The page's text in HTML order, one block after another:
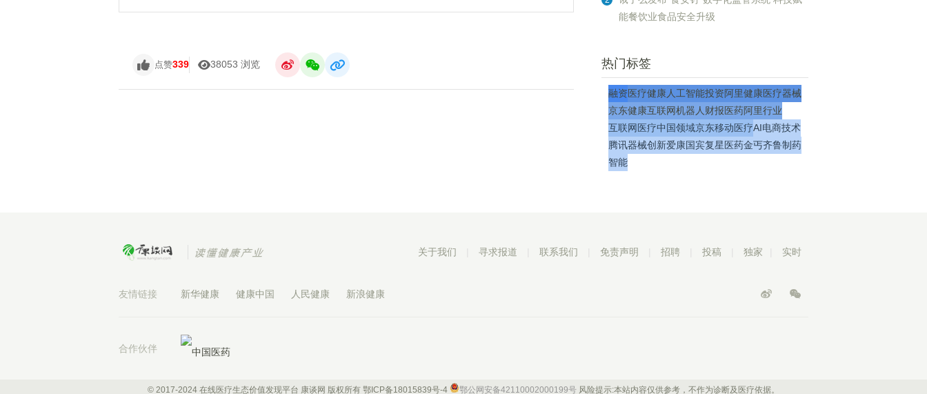
点赞339 38053 浏览
能餐饮业食品安全升级
热门标签
融资医疗健康人工智能投资阿里健康医疗器械
京东健康互联网机器人 财报医药阿里行业
互联网医疗中国领域京东移动医疗AI电商技术
腾讯器械创新爱康国宾复星医药金丐齐鲁制药
智能
关于我们 寻求报道 联系我们 免责声明 招聘 投稿 独家 实时
友情链接 新华健康 健康中国 人民健康 新浪健康
合作伙伴
© 2017-2024 在线医疗生态价值发现平台 康谈网 版权所有 鄂ICP备18015839号-4 鄂公网安备42110002000199号 风险提示:本站内容仅供参考，不作为诊断及医疗依据。